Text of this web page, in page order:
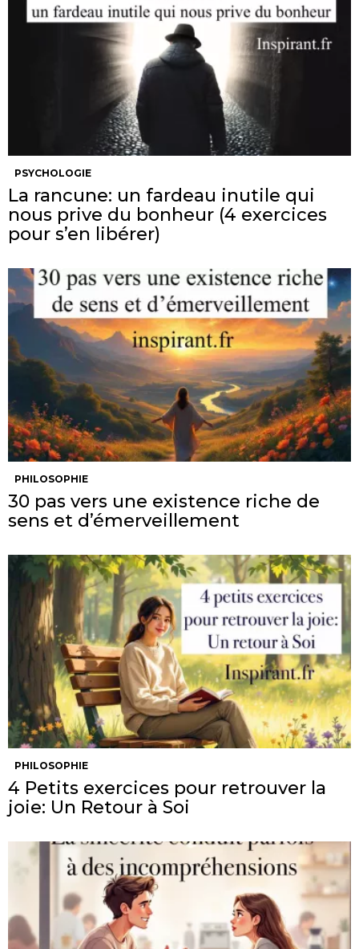
PSYCHOLOGIE
La rancune: un fardeau inutile qui
nous prive du bonheur (4 exercices
pour s’en libérer)
PHILOSOPHIE
30 pas vers une existence riche de
sens et d’émerveillement
PHILOSOPHIE
4 Petits exercices pour retrouver la
joie: Un Retour à Soi